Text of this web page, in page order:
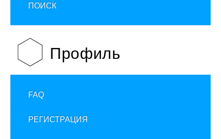
ПОИСК
Профиль
FAQ
РЕГИСТРАЦИЯ